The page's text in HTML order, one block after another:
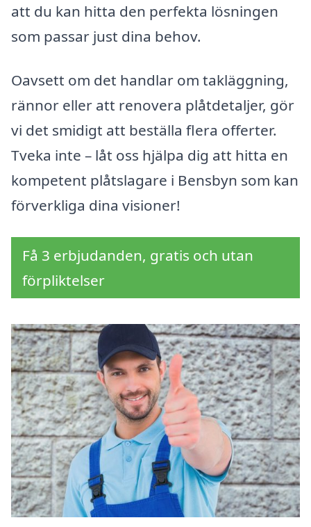
att du kan hitta den perfekta lösningen
som passar just dina behov.
Oavsett om det handlar om takläggning,
rännor eller att renovera plåtdetaljer, gör
vi det smidigt att beställa flera offerter.
Tveka inte – låt oss hjälpa dig att hitta en
kompetent plåtslagare i Bensbyn som kan
förverkliga dina visioner!
Få 3 erbjudanden, gratis och utan
förpliktelser